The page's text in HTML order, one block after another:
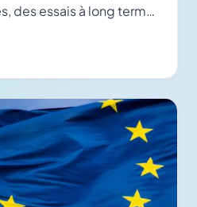
des essais à long terme